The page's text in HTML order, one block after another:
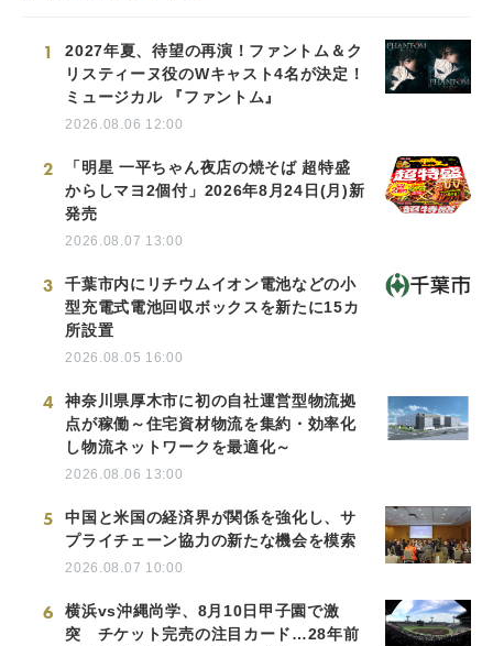
1
2027年夏、待望の再演！ファントム＆ク
リスティーヌ役のWキャスト4名が決定！
ミュージカル 『ファントム』
2026.08.06 12:00
2
「明星 一平ちゃん夜店の焼そば 超特盛
からしマヨ2個付」2026年8月24日(月)新
発売
2026.08.07 13:00
3
千葉市内にリチウムイオン電池などの小
型充電式電池回収ボックスを新たに15カ
所設置
2026.08.05 16:00
4
神奈川県厚木市に初の自社運営型物流拠
点が稼働～住宅資材物流を集約・効率化
し物流ネットワークを最適化～
2026.08.06 13:00
5
中国と米国の経済界が関係を強化し、サ
プライチェーン協力の新たな機会を模索
2026.08.07 10:00
6
横浜vs沖縄尚学、8月10日甲子園で激
突 チケット完売の注目カード…28年前